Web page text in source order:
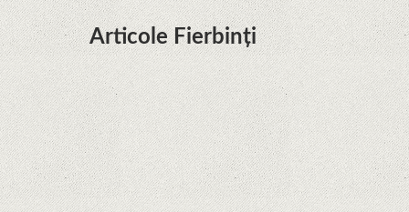
Articole Fierbinți
Dota Anime venind la Netflix în această lună de
la Legenda Korra Studio Mir
Curtea Supremă reglementează în favoarea
Google în Oracle Java Fight